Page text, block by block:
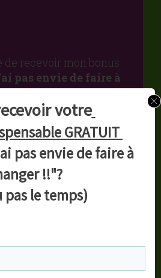
de recevoir mon bonus :
pas envie de faire à
(ou pas le temps) ''
et
diablement efficaces
scénarios
pour les
votre
GRATUIT
pas envie de faire à
!!"?
pas le temps)